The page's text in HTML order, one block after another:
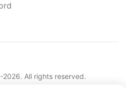
2026. All rights reserved.